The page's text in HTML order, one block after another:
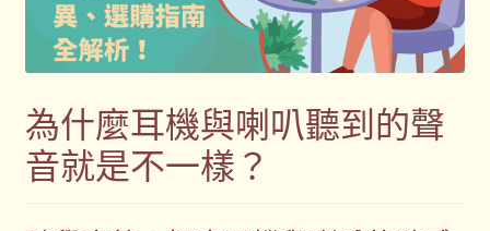
尾牙禮品推薦
我的帳號
為什麼耳機與喇叭聽到的聲
音就是不一樣？